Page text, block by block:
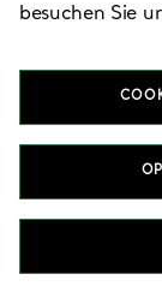
Startseite
besuchen Sie